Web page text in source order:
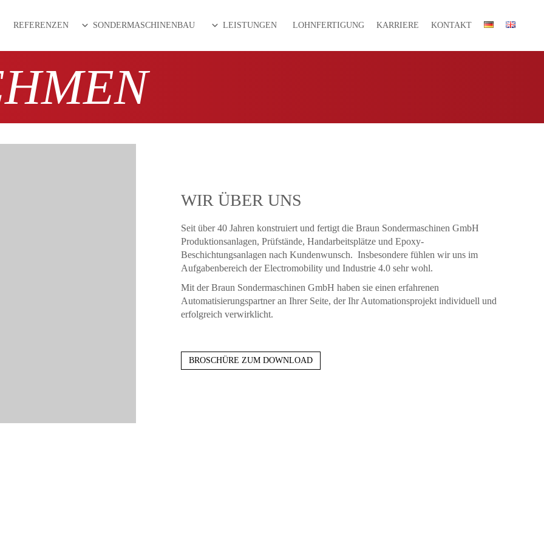
REFERENZEN SONDERMASCHINENBAU LEISTUNGEN LOHNFERTIGUNG KARRIERE KONTAKT
WIR ÜBER UNS
Seit über 40 Jahren konstruiert und fertigt die Braun Sondermaschinen GmbH
Produktionsanlagen, Prüfstände, Handarbeitsplätze und Epoxy-
Beschichtungsanlagen nach Kundenwunsch. Insbesondere fühlen wir uns im
Aufgabenbereich der Electromobility und Industrie 4.0 sehr wohl.
Mit der Braun Sondermaschinen GmbH haben sie einen erfahrenen
Automatisierungspartner an Ihrer Seite, der Ihr Automationsprojekt individuell und
erfolgreich verwirklicht.
BROSCHÜRE ZUM DOWNLOAD